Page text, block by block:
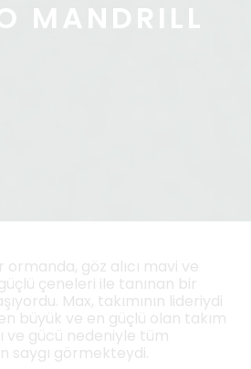
MANDRILL
göz alıcı mavi ve
çeneleri ile tanınan bir
Max, takımının lideriydi
büyük ve en güçlü olan takım
ve gücü nedeniyle tüm
saygı görmekteydi.